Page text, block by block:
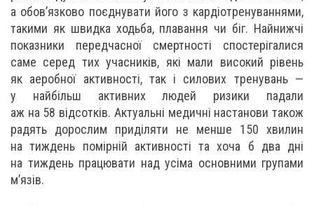
а обов’язково поєднувати його з кардіотренуваннями,
такими як швидка ходьба, плавання чи біг. Найнижчі
показники передчасної смертності спостерігалися
саме серед тих учасників, які мали високий рівень
як аеробної активності, так і силових тренувань —
у найбільш активних людей ризики падали
аж на 58 відсотків. Актуальні медичні настанови також
радять дорослим приділяти не менше 150 хвилин
на тиждень помірній активності та хоча б два дні
на тиждень працювати над усіма основними групами
м’язів.